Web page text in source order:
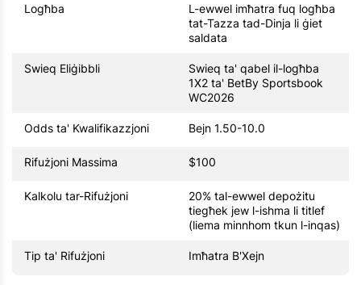
Logħba
L-ewwel imħatra fuq logħba
tat-Tazza tad-Dinja li ġiet
saldata
Swieq Eliġibbli
Swieq ta' qabel il-logħba
1X2 ta' BetBy Sportsbook
WC2026
Odds ta' Kwalifikazzjoni Bejn 1.50-10.0
Rifużjoni Massima $100
Kalkolu tar-Rifużjoni
20% tal-ewwel depożitu
tiegħek jew l-ishma li titlef
(liema minnhom tkun l-inqas)
Tip ta' Rifużjoni Imħatra B'Xejn